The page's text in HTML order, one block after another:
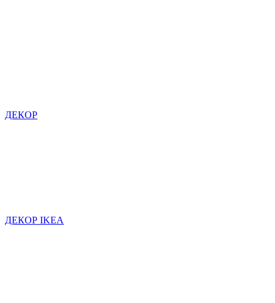
ДЕКОР
ДЕКОР IKEA